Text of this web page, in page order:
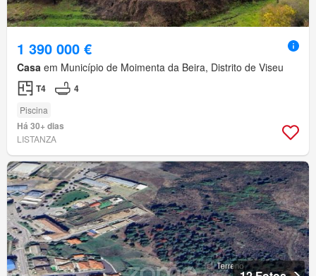
1 390 000 €
Casa em Município de Moimenta da Beira, Distrito de Viseu
T4 4
Piscina
Há 30+ dias
LISTANZA